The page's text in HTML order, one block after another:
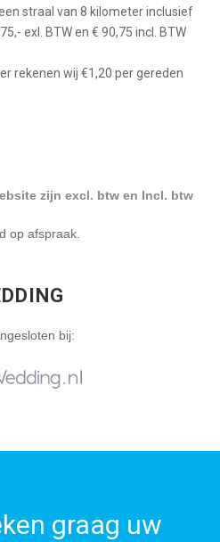
straal van 8 kilometer inclusief
exl. BTW en € 90,75 incl. BTW
rekenen wij €1,20 per gereden
zijn excl. btw en Incl. btw
op afspraak.
bij:
graag uw